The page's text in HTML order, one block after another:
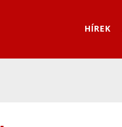
HÍREK